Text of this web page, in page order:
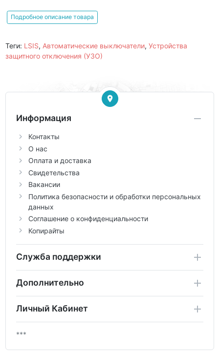
Подробное описание товара
Теги: LSIS, Автоматические выключатели, Устройства
защитного отключения (УЗО)
Информация
Контакты
О нас
Оплата и доставка
Свидетельства
Вакансии
Политика безопасности и обработки персональных
данных
Соглашение о конфиденциальности
Копирайты
Служба поддержки
Дополнительно
Личный Кабинет
***